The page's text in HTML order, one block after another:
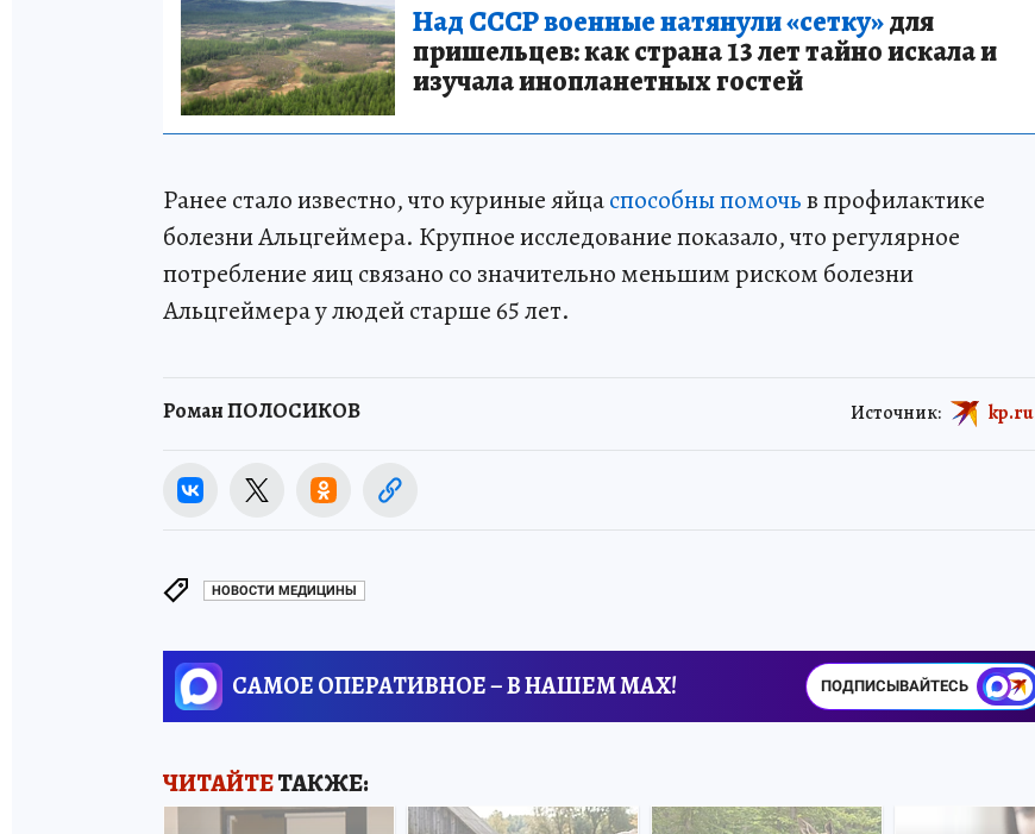
Над СССР военные натянули «сетку»для
пришельцев: как страна 13 лет тайно искала и
изучала инопланетных гостей
Ранее стало известно, что куриные яйцаспособны помочьв профилактике
болезни Альцгеймера. Крупное исследование показало, что регулярное
потребление яиц связано со значительно меньшим риском болезни
Альцгеймера у людей старше 65 лет.
Роман ПОЛОСИКОВ Источник: kp.ru
НОВОСТИ МЕДИЦИНЫ
САМОЕ ОПЕРАТИВНОЕ – В НАШЕМ MAX! ПОДПИСЫВАЙТЕСЬ
ЧИТАЙТЕТАКЖЕ: